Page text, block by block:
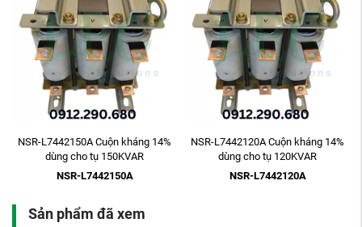
NSR-L7442150A Cuộn kháng 14%
dùng cho tụ 150KVAR
NSR-L7442150A
NSR-L7442120A Cuộn kháng 14%
dùng cho tụ 120KVAR
NSR-L7442120A
Sản phẩm đã xem